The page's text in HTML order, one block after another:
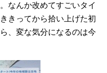
なんか改めてすごいタイ
きってから拾い上げた初
、変な気分になるのは今